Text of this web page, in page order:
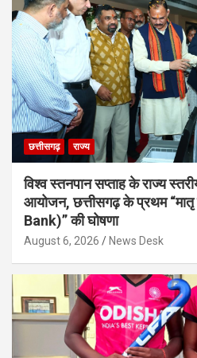
छत्तीसगढ़ राज्य
विश्व स्तनपान सप्ताह के राज्य
आयोजन, छत्तीसगढ़ के प्रथम
Bank)” की घोषणा
August 6, 2026 News Desk